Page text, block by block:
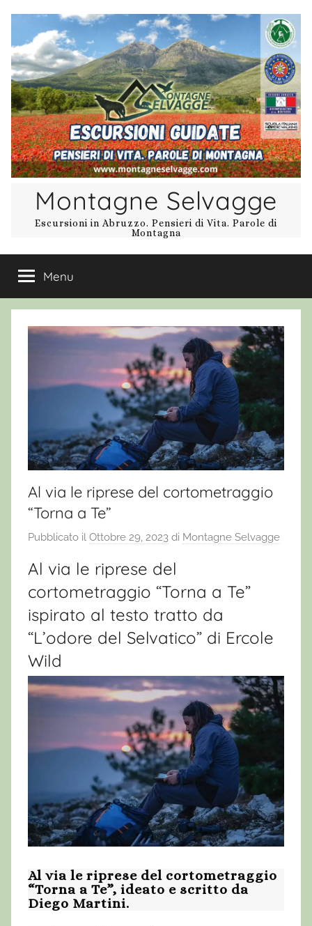
contenuto
Montagne Selvagge
Escursioni in Abruzzo. Pensieri di Vita. Parole di
Montagna
Menu
Al via le riprese del cortometraggio
“Torna a Te”
Pubblicato il Ottobre 29, 2023 di Montagne Selvagge
Al via le riprese del
cortometraggio “Torna a Te”
ispirato al testo tratto da
“L’odore del Selvatico” di Ercole
Wild
Al via le riprese del cortometraggio
“Torna a Te”, ideato e scritto da
Diego Martini.